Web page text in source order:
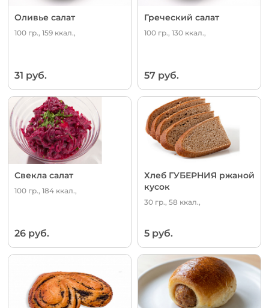
Оливье салат
100 гр., 159 ккал.,
31 руб.
Греческий салат
100 гр., 130 ккал.,
57 руб.
Свекла салат
100 гр., 184 ккал.,
26 руб.
Хлеб ГУБЕРНИЯ ржаной
кусок
30 гр., 58 ккал.,
5 руб.